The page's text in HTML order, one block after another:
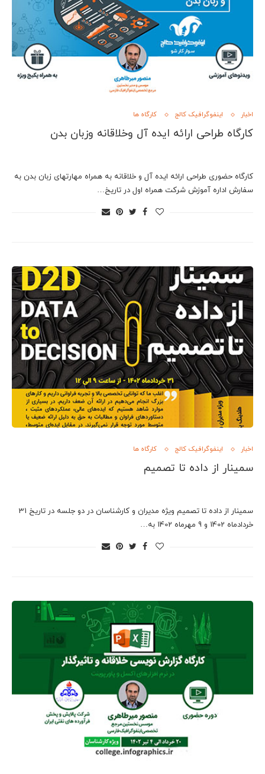
اخبار اینفوگرافیک کالج کارگاه ها
کارگاه طراحی ارائه ایده آل وخلاقانه وزبان بدن
کارگاه حضوری طراحی ارائه ایده آل و خلاقانه به همراه مهارتهای زبان بدن به
سفارش اداره آموزش شرکت همراه اول در تاریخ…
اخبار اینفوگرافیک کالج کارگاه ها
سمینار از داده تا تصمیم
سمینار از داده تا تصمیم ویژه مدیران و کارشناسان در دو جلسه در تاریخ 31
خردادماه 1402 و 9 مهرماه 1402 به…